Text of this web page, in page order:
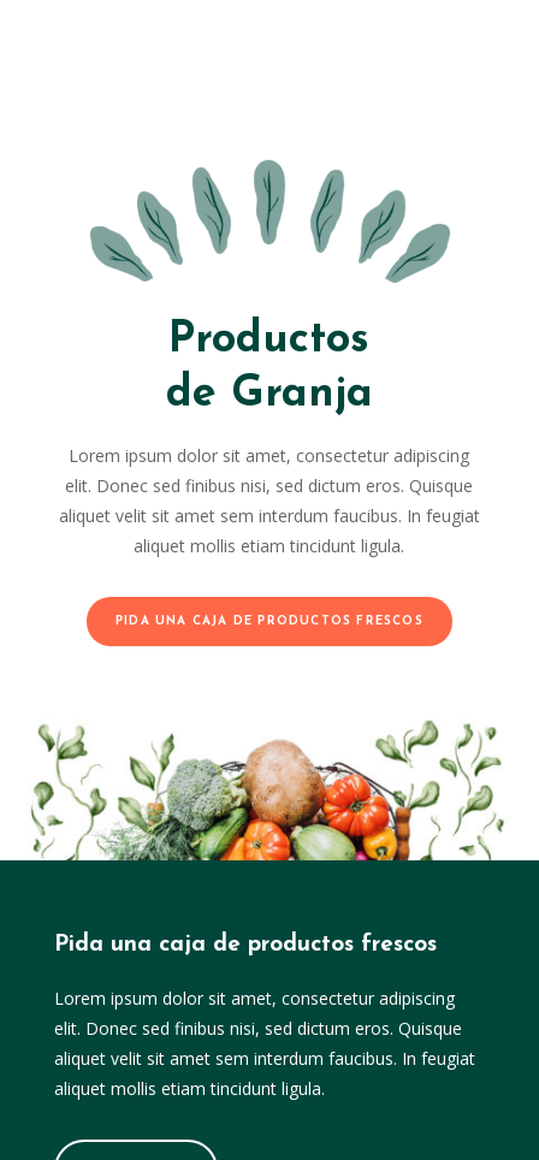
Productos
de Granja
Lorem ipsum dolor sit amet, consectetur adipiscing
elit. Donec sed finibus nisi, sed dictum eros. Quisque
aliquet velit sit amet sem interdum faucibus. In feugiat
aliquet mollis etiam tincidunt ligula.
PIDA UNA CAJA DE PRODUCTOS FRESCOS
Pida una caja de productos frescos
Lorem ipsum dolor sit amet, consectetur adipiscing
elit. Donec sed finibus nisi, sed dictum eros. Quisque
aliquet velit sit amet sem interdum faucibus. In feugiat
aliquet mollis etiam tincidunt ligula.